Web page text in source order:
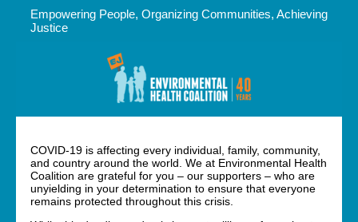
Empowering People, Organizing Communities, Achieving
Justice
COVID-19 is affecting every individual, family, community,
and country around the world. We at Environmental Health
Coalition are grateful for you – our supporters – who are
unyielding in your determination to ensure that everyone
remains protected throughout this crisis.